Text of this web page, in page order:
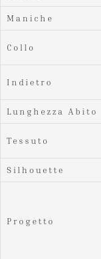
Maniche
Collo
Indietro
Lunghezza Abito
Tessuto
Silhouette
Progetto